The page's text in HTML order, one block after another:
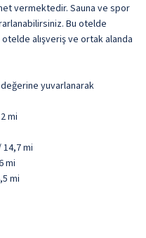
vermektedir. Sauna ve spor
Bu otelde
alışveriş ve ortak alanda
yuvarlanarak
mi
mi
mi
mi